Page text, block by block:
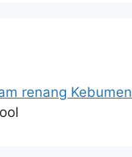
renang Kebumen